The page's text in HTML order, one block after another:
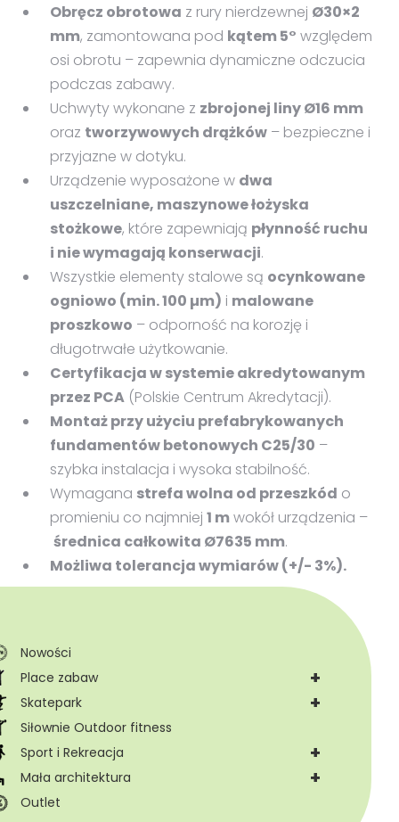
Nowości
+
Place zabaw
+
Skatepark
Siłownie Outdoor fitness
+
Sport i Rekreacja
+
Mała architektura
Outlet
Obręcz obrotowa z rury nierdzewnej Ø30×2
mm, zamontowana pod kątem 5° względem
osi obrotu – zapewnia dynamiczne odczucia
podczas zabawy.
Uchwyty wykonane z zbrojonej liny Ø16 mm
oraz tworzywowych drążków – bezpieczne i
przyjazne w dotyku.
Urządzenie wyposażone w dwa
uszczelniane, maszynowe łożyska
stożkowe, które zapewniają płynność ruchu
i nie wymagają konserwacji.
Wszystkie elementy stalowe są ocynkowane
ogniowo (min. 100 µm) i malowane
proszkowo – odporność na korozję i
długotrwałe użytkowanie.
Certyfikacja w systemie akredytowanym
przez PCA (Polskie Centrum Akredytacji).
Montaż przy użyciu prefabrykowanych
fundamentów betonowych C25/30 –
szybka instalacja i wysoka stabilność.
Wymagana strefa wolna od przeszkód o
promieniu co najmniej 1 mwokół urządzenia –
średnica całkowita Ø7635 mm.
Możliwa tolerancja wymiarów (+/- 3%).